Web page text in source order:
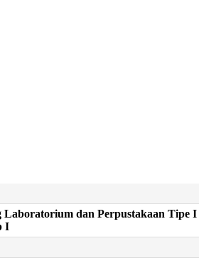
Laboratorium dan Perpustakaan Tipe I
I